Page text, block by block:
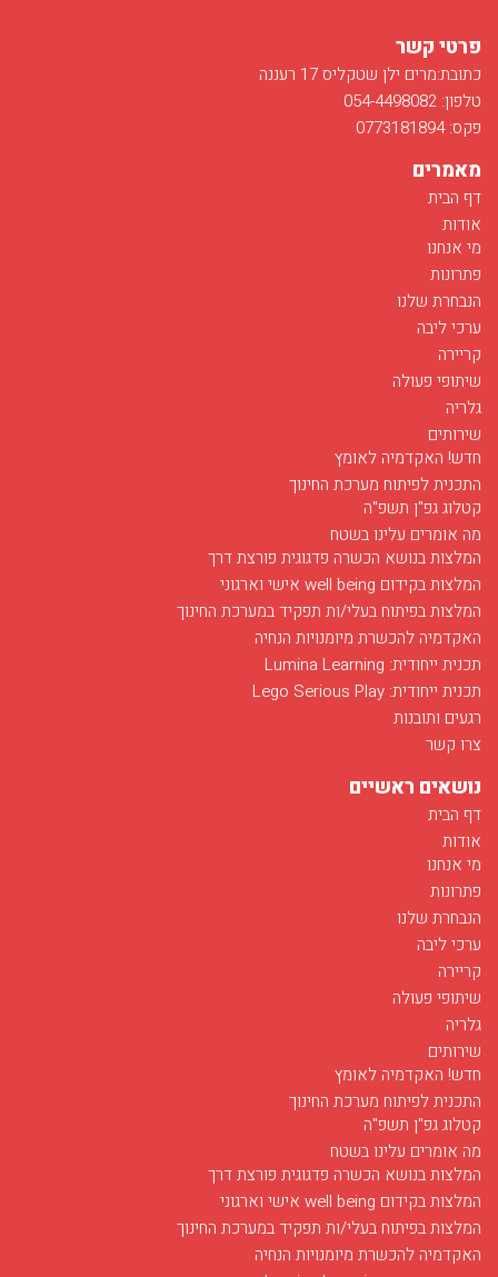
פרטי קשר
כתובת:מרים ילן שטקליס 17 רעננה
טלפון: 054-4498082
פקס: 0773181894
מאמרים
דף הבית
אודות
מי אנחנו
פתרונות
הנבחרת שלנו
ערכי ליבה
קריירה
שיתופי פעולה
גלריה
שירותים
חדש! האקדמיה לאומץ
התכנית לפיתוח מערכת החינוך
קטלוג גפ"ן תשפ"ה
מה אומרים עלינו בשטח
המלצות בנושא הכשרה פדגוגית פורצת דרך
המלצות בקידום well being אישי וארגוני
המלצות בפיתוח בעלי/ות תפקיד במערכת החינוך
האקדמיה להכשרת מיומנויות הנחיה
תכנית ייחודית: Lumina Learning
תכנית ייחודית: Lego Serious Play
רגעים ותובנות
צרו קשר
נושאים ראשיים
דף הבית
אודות
מי אנחנו
פתרונות
הנבחרת שלנו
ערכי ליבה
קריירה
שיתופי פעולה
גלריה
שירותים
חדש! האקדמיה לאומץ
התכנית לפיתוח מערכת החינוך
קטלוג גפ"ן תשפ"ה
מה אומרים עלינו בשטח
המלצות בנושא הכשרה פדגוגית פורצת דרך
המלצות בקידום well being אישי וארגוני
המלצות בפיתוח בעלי/ות תפקיד במערכת החינוך
האקדמיה להכשרת מיומנויות הנחיה
חודש מאי בסימן רפואה